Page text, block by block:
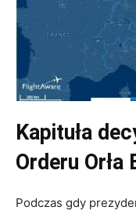
Kapituła
Orderu Orła
Podczas gdy